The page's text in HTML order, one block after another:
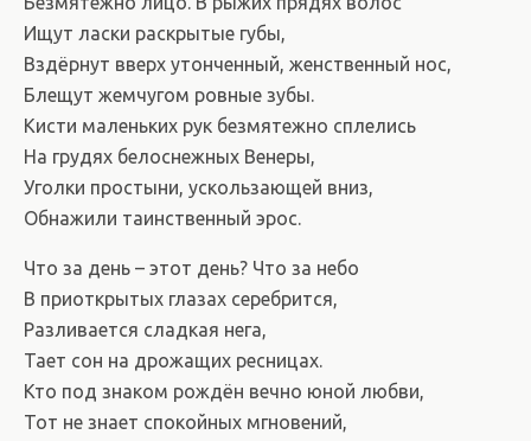
Ищут ласки раскрытые губы,
Вздёрнут вверх утонченный, женственный нос,
Блещут жемчугом ровные зубы.
Кисти маленьких рук безмятежно сплелись
На грудях белоснежных Венеры,
Уголки простыни, ускользающей вниз,
Обнажили таинственный эрос.
Что за день – этот день? Что за небо
В приоткрытых глазах серебрится,
Разливается сладкая нега,
Тает сон на дрожащих ресницах.
Кто под знаком рождён вечно юной любви,
Тот не знает спокойных мгновений,